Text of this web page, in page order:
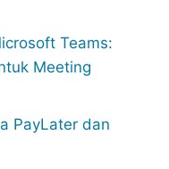
Teams:
Meeting
PayLater dan